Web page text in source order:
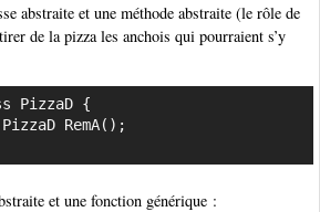
abstraite et une méthode abstraite (le rôle de
de la pizza les anchois qui pourraient s’y
PizzaD {
et une fonction générique :